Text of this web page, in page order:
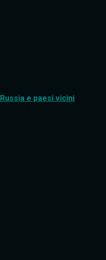
Russia e paesi vicini